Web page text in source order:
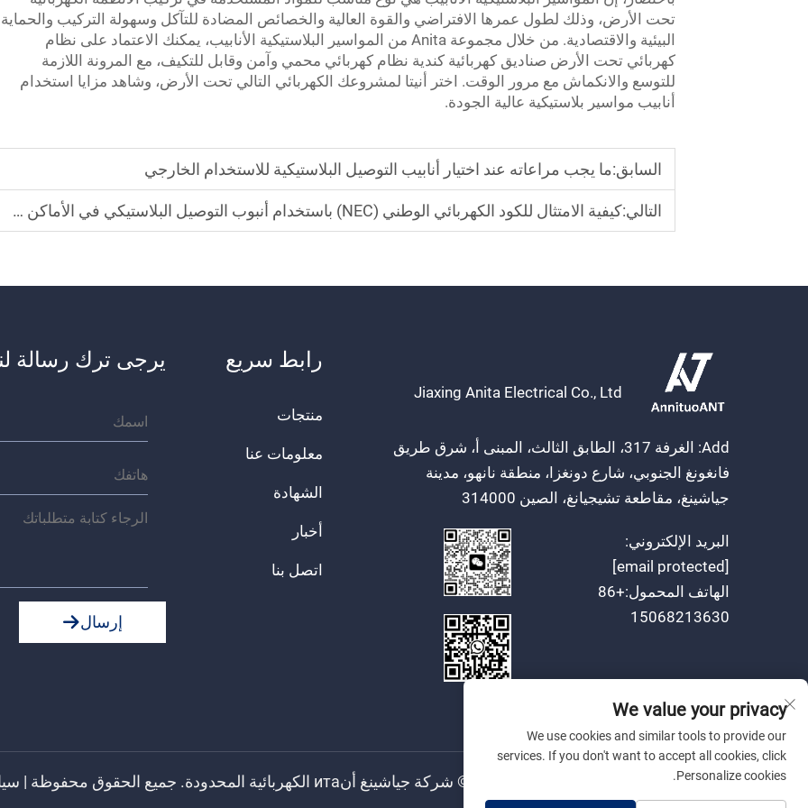
تحت الأرض، وذلك لطول عمرها الافتراضي والقوة العالية والخصائص المضادة للتآكل وسهولة التركيب والحماية
البيئية والاقتصادية. من خلال مجموعة Anita من المواسير البلاستيكية الأنابيب، يمكنك الاعتماد على نظام
كهربائي تحت الأرض صناديق كهربائية كندية نظام كهربائي محمي وآمن وقابل للتكيف، مع المرونة اللازمة
للتوسع والانكماش مع مرور الوقت. اختر أنيتا لمشروعك الكهربائي التالي تحت الأرض، وشاهد مزايا استخدام
أنابيب مواسير بلاستيكية عالية الجودة.
السابق:ما يجب مراعاته عند اختيار أنابيب التوصيل البلاستيكية للاستخدام الخارجي
التالي:كيفية الامتثال للكود الكهربائي الوطني (NEC) باستخدام أنبوب التوصيل البلاستيكي في الأماكن الرطبة
Jiaxing Anita Electrical Co., Ltd
Add: الغرفة 317، الطابق الثالث، المبنى أ، شرق طريق
فانغونغ الجنوبي، شارع دونغزا، منطقة نانهو، مدينة
جياشينغ، مقاطعة تشيجيانغ، الصين 314000
البريد الإلكتروني:
[email protected]
الهاتف المحمول: +86
15068213630
رابط سريع
منتجات
معلومات عنا
الشهادة
أخبار
اتصل بنا
يرجى ترك رسالة
إرسال
حقوق النسخ © شركة جياشينغ أنита الكهربائية المحدودة. جميع الحقوق محفوظة |
We value your privacy
We use cookies and similar tools to provide our
services. If you don't want to accept all cookies, click
Personalize cookies.